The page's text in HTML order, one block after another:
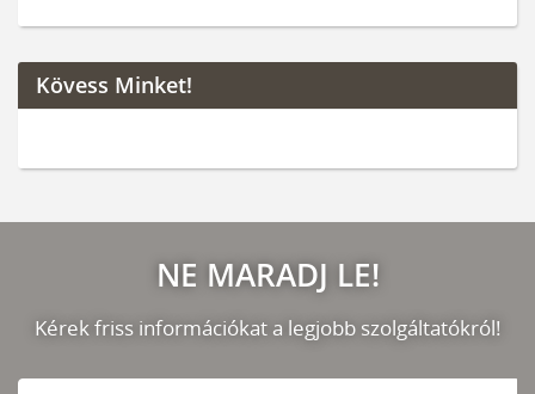
Kövess Minket!
NE MARADJ LE!
Kérek friss információkat a legjobb szolgáltatókról!